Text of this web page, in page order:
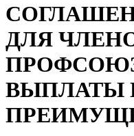
ДЛЯ
ВЫПЛАТЫ